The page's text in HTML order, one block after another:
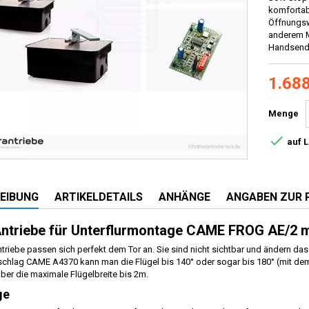
anderem
Menge
 auf
ARTIKELDETAILS ANHÄNGE ANGABEN ZUR
für Unterflurmontage CAME FROG AE/2
passen sich perfekt dem Tor an. Sie sind nicht sichtbar und ändern
CAME A4370 kann man die Flügel bis 140° oder sogar bis 180° (mit
die maximale Flügelbreite bis 2m.